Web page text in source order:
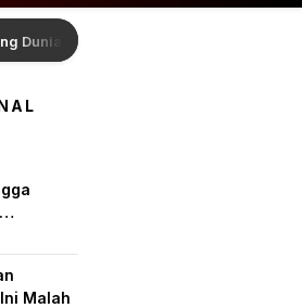
Usaha Benahi Fasilitas Umum dan
Malah